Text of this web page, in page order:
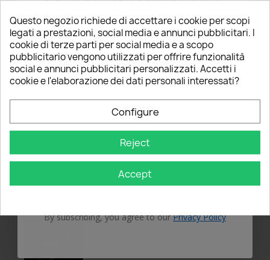
Grade starstarstarstarstar
Giuseppe fabrizio Lana
2018-02-19
Prodotto di ...
Recommended to buy: thumb_upYes
Questo negozio richiede di accettare i cookie per scopi
legati a prestazioni, social media e annunci pubblicitari. I
cookie di terze parti per social media e a scopo
pubblicitario vengono utilizzati per offrire funzionalità
social e annunci pubblicitari personalizzati. Accetti i
cookie e l'elaborazione dei dati personali interessati?
Configure
Reject
Accept
5% FOR YOU!
Enter your email below to receive a5%
DISCOUNTon your first order!
GET 5% OFF
By subscribing, you agree to ourPrivacy Policy